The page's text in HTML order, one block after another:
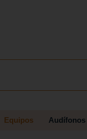
Equipos Audífonos